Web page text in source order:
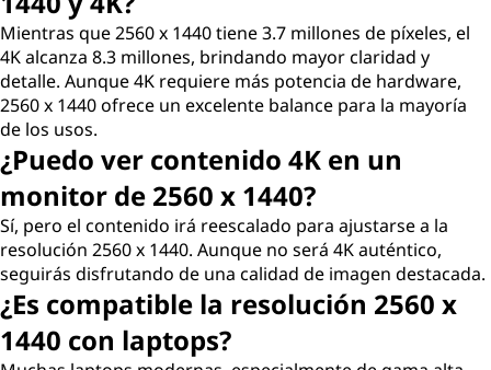
Mientras que 2560 x 1440 tiene 3.7 millones de píxeles, el
4K alcanza 8.3 millones, brindando mayor claridad y
detalle. Aunque 4K requiere más potencia de hardware,
2560 x 1440 ofrece un excelente balance para la mayoría
de los usos.
¿Puedo ver contenido 4K en un
monitor de 2560 x 1440?
Sí, pero el contenido irá reescalado para ajustarse a la
resolución 2560 x 1440. Aunque no será 4K auténtico,
seguirás disfrutando de una calidad de imagen destacada.
¿Es compatible la resolución 2560 x
1440 con laptops?